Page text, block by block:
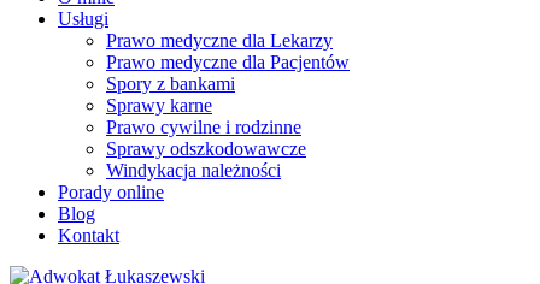
Usługi
Prawo medyczne dla Lekarzy
Prawo medyczne dla Pacjentów
Spory z bankami
Sprawy karne
Prawo cywilne i rodzinne
Sprawy odszkodowawcze
Windykacja należności
Porady online
Blog
Kontakt